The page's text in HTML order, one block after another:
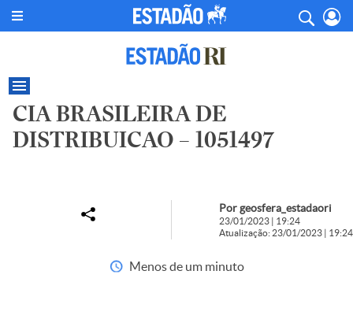
CIA BRASILEIRA DE
DISTRIBUICAO – 1051497
Por geosfera_estadaori
23/01/2023 | 19:24
Atualização: 23/01/2023 | 19:24
Menos de um minuto